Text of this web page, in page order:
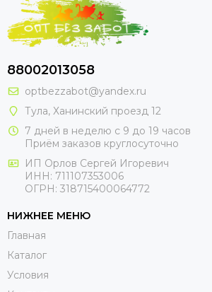
88002013058
optbezzabot@yandex.ru
Тула, Ханинский проезд 12
7 дней в неделю с 9 до 19 часов
Приём заказов круглосуточно
ИП Орлов Сергей Игоревич
ИНН: 711107353006
ОГРН: 318715400064772
НИЖНЕЕ МЕНЮ
Главная
Каталог
Условия